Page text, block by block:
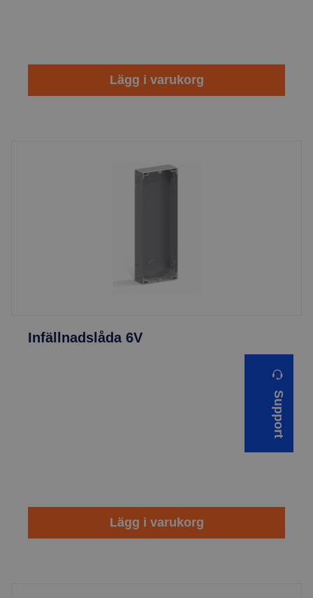
Support
Lägg i varukorg
Infällnadslåda 6V
Lägg i varukorg